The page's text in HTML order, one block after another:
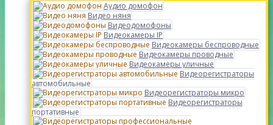
Аудио домофон
Видео няня
Видеодомофоны
Видеокамеры IP
Видеокамеры беспроводные
Видеокамеры проводные
Видеокамеры уличные
Видеорегистраторы
автомобильные
Видеорегистраторы микро
Видеорегистраторы
портативные